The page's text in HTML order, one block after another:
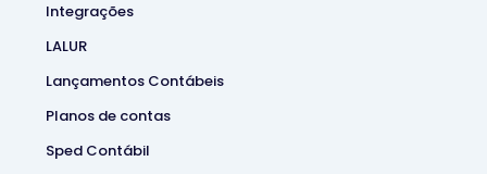
Integrações
LALUR
Lançamentos Contábeis
Planos de contas
Sped Contábil